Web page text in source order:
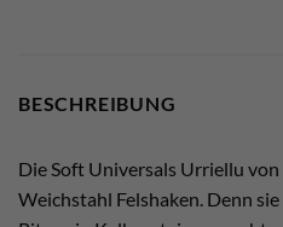
BESCHREIBUNG
Die Soft Universals Urriellu
Weichstahl Felshaken. Denn